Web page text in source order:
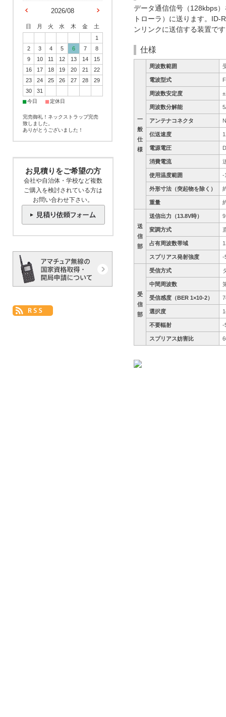
データ通信信号（128kbps
トローラ）に送ります。
ンリンクに送信する装置で
仕様
一
般
仕
様
周波数範囲
電波型式
周波数安定度
周波数分解能
アンテナコネクタ
伝送速度
電源電圧
消費電流
使用温度範囲 -
外形寸法（突起物を除く）
重量
送
信
部
送信出力（13.8V時）
変調方式
占有周波数帯域
スプリアス発射強度 -
受
信
部
受信方式
中間周波数
受信感度（BER 1×10-2）
選択度
不要輻射 -
スプリアス妨害比
2026/08
日 月 火 水 木 金
土
1
2
3 4 5 6 7
8
9
10 11 12 13 14
15
16
17 18 19 20 21
22
23
24 25 26 27 28
29
30
31
■今日 ■定休日
完売御礼！ネックストラップ完売
致しました。
ありがとうございました！
お見積りをご希望の方
会社や自治体・学校など複数
ご購入を検討されている方は
お問い合わせ下さい。